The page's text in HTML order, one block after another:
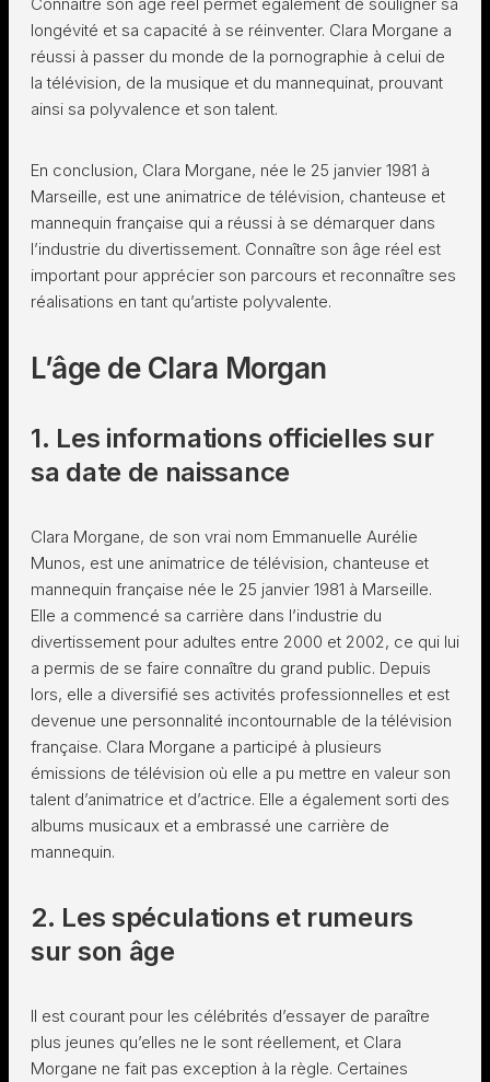
longévité et sa capacité à se réinventer. Clara Morgane a
réussi à passer du monde de la pornographie à celui de
la télévision, de la musique et du mannequinat, prouvant
ainsi sa polyvalence et son talent.
En conclusion, Clara Morgane, née le 25 janvier 1981 à
Marseille, est une animatrice de télévision, chanteuse et
mannequin française qui a réussi à se démarquer dans
l’industrie du divertissement. Connaître son âge réel est
important pour apprécier son parcours et reconnaître ses
réalisations en tant qu’artiste polyvalente.
L’âge de Clara Morgan
1. Les informations officielles sur
sa date de naissance
Clara Morgane, de son vrai nom Emmanuelle Aurélie
Munos, est une animatrice de télévision, chanteuse et
mannequin française née le 25 janvier 1981 à Marseille.
Elle a commencé sa carrière dans l’industrie du
divertissement pour adultes entre 2000 et 2002, ce qui lui
a permis de se faire connaître du grand public. Depuis
lors, elle a diversifié ses activités professionnelles et est
devenue une personnalité incontournable de la télévision
française. Clara Morgane a participé à plusieurs
émissions de télévision où elle a pu mettre en valeur son
talent d’animatrice et d’actrice. Elle a également sorti des
albums musicaux et a embrassé une carrière de
mannequin.
2. Les spéculations et rumeurs
sur son âge
Il est courant pour les célébrités d’essayer de paraître
plus jeunes qu’elles ne le sont réellement, et Clara
Morgane ne fait pas exception à la règle. Certaines